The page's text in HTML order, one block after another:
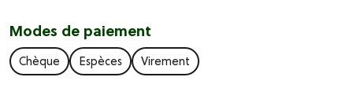
Modes de paiement
Chèque Espèces Virement